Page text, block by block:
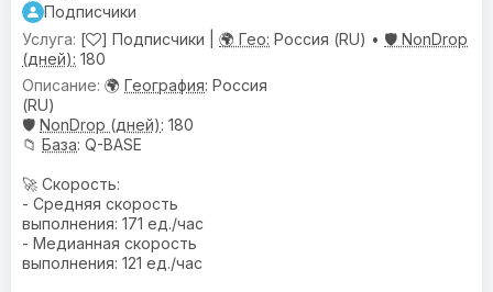
Подписчики
[
] Подписчики | 🌍 Гео: Россия (RU) • 🛡️ NonDrop
(дней): 180
🌍 География: Россия
(RU)
🛡️ NonDrop (дней): 180
📁 База: Q-BASE
🚀 Скорость:
- Средняя скорость
выполнения: 171 ед./час
- Медианная скорость
выполнения: 121 ед./час